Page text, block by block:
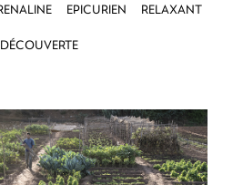
EPICURIEN RELAXANT
DÉCOUVERTE